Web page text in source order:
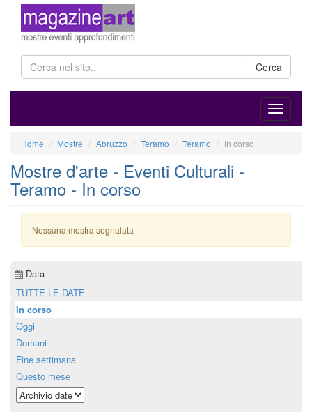
Cerca
Home Mostre Abruzzo Teramo Teramo In corso
Mostre d'arte - Eventi Culturali -
Teramo - In corso
Nessuna mostra segnalata
Data
TUTTE LE DATE
In corso
Oggi
Domani
Fine settimana
Questo mese